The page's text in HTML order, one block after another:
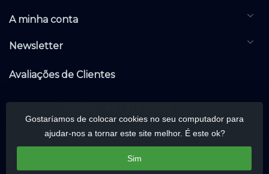
A minha conta
Newsletter
Avaliações de Clientes
Gostaríamos de colocar cookies no seu computador para
ajudar-nos a tornar este site melhor. É este ok?
Sim